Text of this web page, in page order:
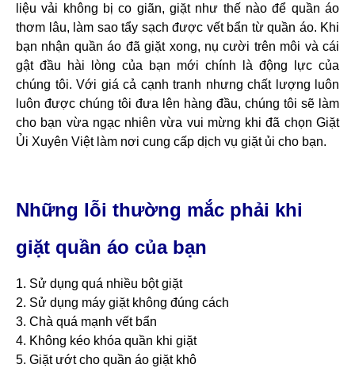
liệu vải không bị co giãn, giặt như thế nào để quần áo
thơm lâu, làm sao tẩy sạch được vết bẩn từ quần áo. Khi
bạn nhận quần áo đã giặt xong, nụ cười trên môi và cái
gật đầu hài lòng của bạn mới chính là động lực của
chúng tôi. Với giá cả cạnh tranh nhưng chất lượng luôn
luôn được chúng tôi đưa lên hàng đầu, chúng tôi sẽ làm
cho bạn vừa ngạc nhiên vừa vui mừng khi đã chọn Giặt
Ủi Xuyên Việt làm nơi cung cấp dịch vụ giặt ủi cho bạn.
Những lỗi thường mắc phải khi
giặt quần áo của bạn
1. Sử dụng quá nhiều bột giặt
2. Sử dụng máy giặt không đúng cách
3. Chà quá mạnh vết bẩn
4. Không kéo khóa quần khi giặt
5. Giặt ướt cho quần áo giặt khô